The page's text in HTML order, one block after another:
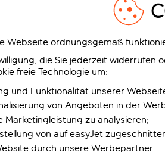
Webseite ordnungsgemäß
die Sie jederzeit widerrufen
freie Technologie um:
und Funktionalität unserer
von Angeboten in der
Marketingleistung zu analysieren;
von auf easyJet
durch unsere Werbepartner.